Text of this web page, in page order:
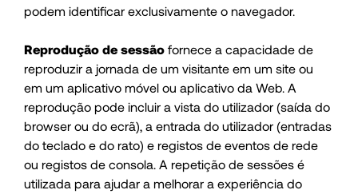
podem identificar exclusivamente o navegador.
Reprodução de sessão fornece a capacidade de
reproduzir a jornada de um visitante em um site ou
em um aplicativo móvel ou aplicativo da Web. A
reprodução pode incluir a vista do utilizador (saída do
browser ou do ecrã), a entrada do utilizador (entradas
do teclado e do rato) e registos de eventos de rede
ou registos de consola. A repetição de sessões é
utilizada para ajudar a melhorar a experiência do